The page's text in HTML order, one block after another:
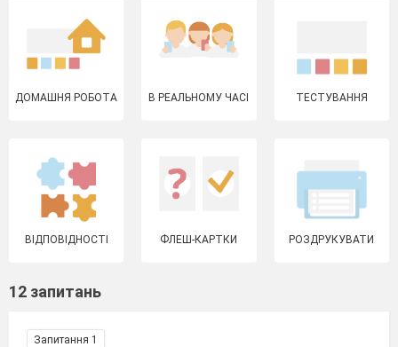
ДОМАШНЯ РОБОТА В РЕАЛЬНОМУ ЧАСІ ТЕСТУВАННЯ
ВІДПОВІДНОСТІ ФЛЕШ-КАРТКИ РОЗДРУКУВАТИ
12 запитань
Запитання 1